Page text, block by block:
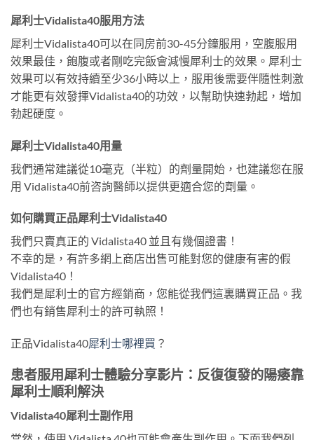
犀利士Vidalista40服用方法
犀利士Vidalista40可以在同房前30-45分鐘服用，空腹服用
效果最佳，飽腹或者剛吃完飯會減慢犀利士的效果。犀利士
效果可以有效持續至少36小時以上，服用後需要伴隨性刺激
才能更有效發揮Vidalista40的功效，以幫助快速勃起，增加
勃起硬度。
犀利士Vidalista40用量
我們通常建議從10毫克（半粒）的劑量開始，也建議您在服
用 Vidalista40前咨詢醫師以提供更適合您的劑量。
如何購買正品犀利士Vidalista40
我們只賣真正的 Vidalista40 並且有幾個證書！
不幸的是，有許多網上商店出售可能對您的健康有害的假
Vidalista40！
我們是犀利士的官方經銷商，您能從我們這裏購買正品。我
們也有銷售犀利士的許可執照！
正品Vidalista40犀利士哪裡買 ？
患者服用犀利士體驗分享影片：反復復發的陽痿靠
犀利士順利解決
Vidalista40犀利士副作用